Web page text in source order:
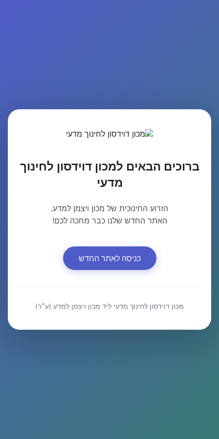
ברוכים הבאים למכון דוידסון לחינוך
מדעי
הזרוע החינוכית של מכון ויצמן למדע.
האתר החדש שלנו כבר מחכה לכם!
כניסה לאתר החדש
מכון דוידסון לחינוך מדעי ליד מכון ויצמן למדע (ע״ר)